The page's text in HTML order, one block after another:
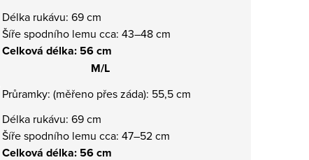
Délka rukávu: 69 cm
Šíře spodního lemu cca: 43–48 cm
Celková délka: 56 cm
M/L
Průramky: (měřeno přes záda): 55,5 cm
Délka rukávu: 69 cm
Šíře spodního lemu cca: 47–52 cm
Celková délka: 56 cm